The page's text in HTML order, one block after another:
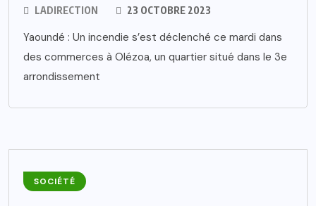
LADIRECTION 23 OCTOBRE 2023
Yaoundé : Un incendie s’est déclenché ce mardi dans
des commerces à Olézoa, un quartier situé dans le 3e
arrondissement
SOCIÉTÉ